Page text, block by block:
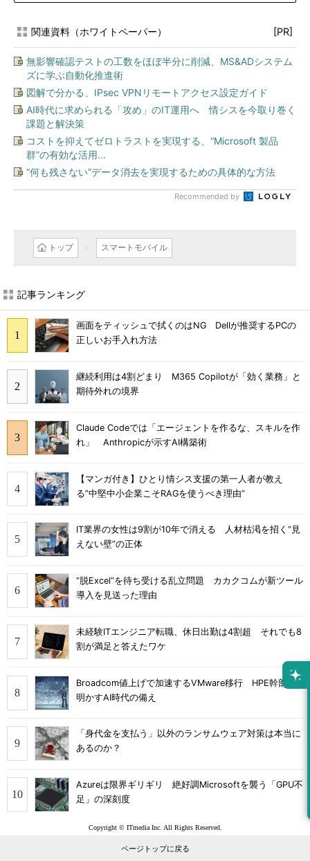
関連資料（ホワイトペーパー） [PR]
無影響確認テストの工数をほぼ半分に削減、MS&ADシステム
ズに学ぶ自動化推進術
図解で分かる、IPsec VPNリモートアクセス設定ガイド
AI時代に求められる「攻め」のIT運用へ 情シスを今取り巻く
課題と解決策
コストを抑えてゼロトラストを実現する、“Microsoft 製品
群”の有効な活用...
“何も残さない”データ消去を実現するための具体的な方法
Recommended by
トップ スマートモバイル
記事ランキング
画面をティッシュで拭くのはNG Dellが推奨するPCの
正しいお手入れ方法
継続利用は4割どまり M365 Copilotが「効く業務」と
期待外れの境界
Claude Codeでは「エージェントを作るな、スキルを作
れ」 Anthropicが示すAI構築術
【マンガ付き】ひとり情シス支援の第一人者が教え
る”中堅中小企業こそRAGを使うべき理由”
IT業界の女性は9割が10年で消える 人材枯渇を招く“見
えない壁”の正体
“脱Excel”を待ち受ける乱立問題 カカクコムが新ツール
導入を見送った理由
未経験ITエンジニア転職、休日出勤は4割超 それでも8
割が満足と答えたワケ
Broadcom値上げで加速するVMware移行 HPE幹部が
明かすAI時代の備え
「身代金を支払う」以外のランサムウェア対策は本当に
あるのか？
Azureは限界ギリギリ 絶好調Microsoftを襲う「GPU不
足」の深刻度
Copyright © ITmedia Inc. All Rights Reserved.
ページトップに戻る